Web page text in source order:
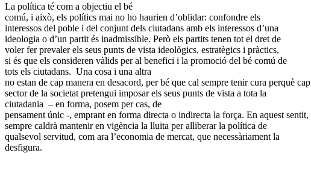
La política té com a objectiu el bé
comú, i això, els polítics mai no ho haurien d’oblidar: confondre els
interessos del poble i del conjunt dels ciutadans amb els interessos d’una
ideologia o d’un partit és inadmissible. Però els partits tenen tot el dret de
voler fer prevaler els seus punts de vista ideològics, estratègics i pràctics,
si és que els consideren vàlids per al benefici i la promoció del bé comú de
tots els ciutadans. Una cosa i una altra
no estan de cap manera en desacord, per bé que cal sempre tenir cura perquè cap
sector de la societat pretengui imposar els seus punts de vista a tota la
ciutadania – en forma, posem per cas, de
pensament únic -, emprant en forma directa o indirecta la força. En aquest sentit,
sempre caldrà mantenir en vigència la lluita per alliberar la política de
qualsevol servitud, com ara l’economia de mercat, que necessàriament la
desfigura.